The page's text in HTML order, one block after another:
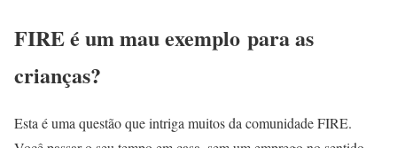
FIRE é um mau exemplo para as
crianças?
Esta é uma questão que intriga muitos da comunidade FIRE.